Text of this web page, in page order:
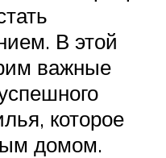
В этой
важные
которое
домом.